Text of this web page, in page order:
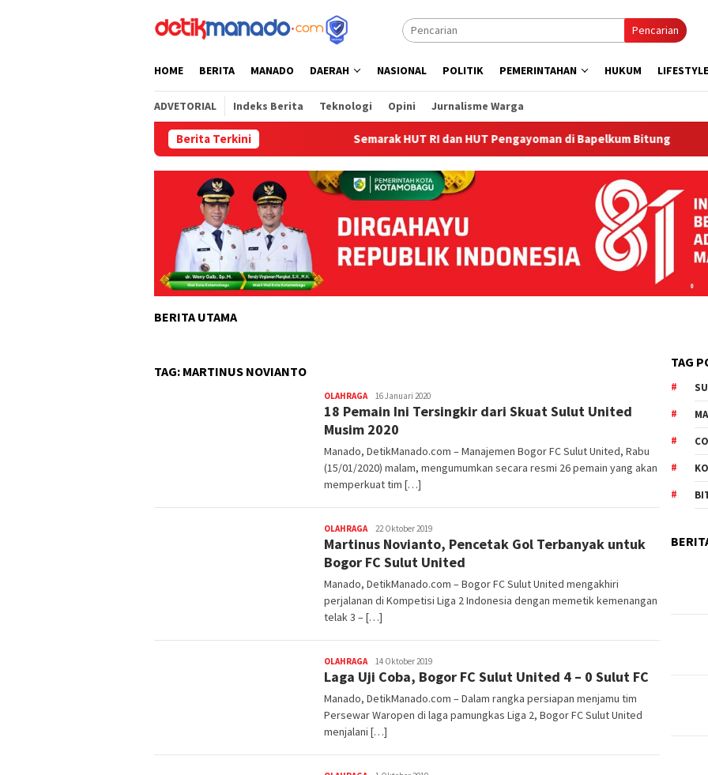
Pencarian
HOME BERITA MANADO DAERAH NASIONAL POLITIK PEMERINTAHAN HUKUM LIFESTYLE
ADVETORIAL Indeks Berita Teknologi Opini Jurnalisme Warga
Berita Terkini Semarak HUT RI dan HUT Pengayoman di Bapelkum Bitung
BERITA UTAMA
TAG: MARTINUS NOVIANTO
OLAHRAGA Redaktur
DetikManado
16 Januari 2020
18 Pemain Ini Tersingkir dari Skuat Sulut United
Musim 2020
Manado, DetikManado.com – Manajemen Bogor FC Sulut United, Rabu
(15/01/2020) malam, mengumumkan secara resmi 26 pemain yang akan
memperkuat tim […]
OLAHRAGA Redaktur
DetikManado
22 Oktober 2019
Martinus Novianto, Pencetak Gol Terbanyak untuk
Bogor FC Sulut United
Manado, DetikManado.com – Bogor FC Sulut United mengakhiri
perjalanan di Kompetisi Liga 2 Indonesia dengan memetik kemenangan
telak 3 – […]
OLAHRAGA Redaktur
DetikManado
14 Oktober 2019
Laga Uji Coba, Bogor FC Sulut United 4 – 0 Sulut FC
Manado, DetikManado.com – Dalam rangka persiapan menjamu tim
Persewar Waropen di laga pamungkas Liga 2, Bogor FC Sulut United
menjalani […]
TAG